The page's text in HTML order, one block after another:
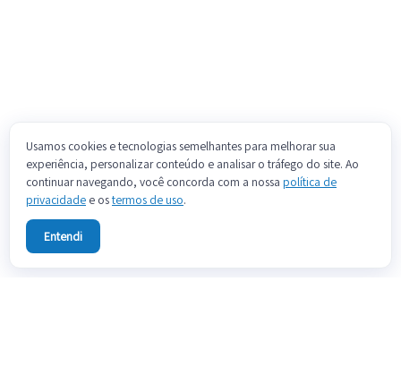
Usamos cookies e tecnologias semelhantes para melhorar sua
experiência, personalizar conteúdo e analisar o tráfego do site. Ao
continuar navegando, você concorda com a nossa política de
privacidade e ostermos de uso.
Entendi